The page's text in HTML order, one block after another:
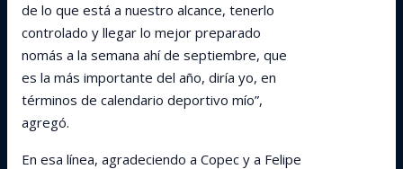
de lo que está a nuestro alcance, tenerlo
controlado y llegar lo mejor preparado
nomás a la semana ahí de septiembre, que
es la más importante del año, diría yo, en
términos de calendario deportivo mío”,
agregó.
En esa línea, agradeciendo a Copec y a Felipe